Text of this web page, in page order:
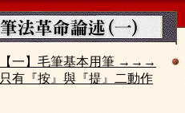
【一】毛筆基本用筆 →→→
只有『按』與『提』二動作